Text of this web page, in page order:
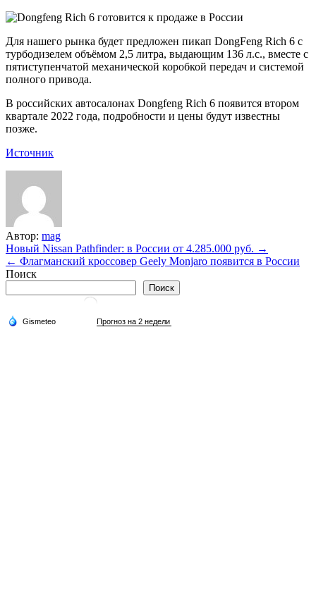
Для нашего рынка будет предложен пикап DongFeng Rich 6 с
турбодизелем объёмом 2,5 литра, выдающим 136 л.с., вместе с
пятиступенчатой механической коробкой передач и системой
полного привода.
В российских автосалонах Dongfeng Rich 6 появится втором
квартале 2022 года, подробности и цены будут известны
позже.
Источник
Автор: mag
Навигация
по
Новый Nissan Pathfinder: в России от 4.285.000 руб. →
← Флагманский кроссовер Geely Mоnjaro появится в России
Поиск
Поиск